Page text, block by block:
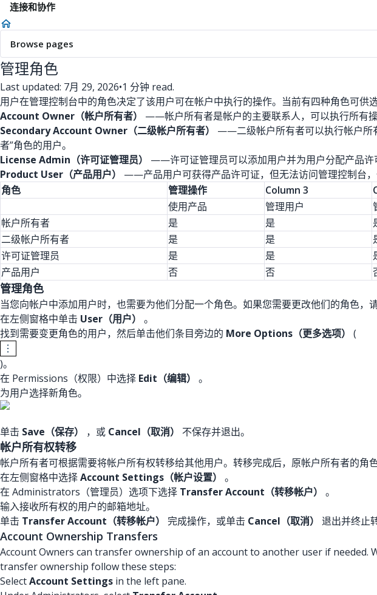
连接和协作
Browse pages
管理角色
Last updated: 7月 29, 2026•1 分钟 read.
用户在管理控制台中的角色决定了该用户可在帐户中执行的操作。当前有四种角色可供选
Account Owner（帐户所有者）
——帐户所有者是帐户的主要联系人，可以执行所有
Secondary Account Owner（二级帐户所有者）
——二级帐户所有者可以执行帐户所
者”角色的用户。
License Admin（许可证管理员）
——许可证管理员可以添加用户并为用户分配产品许
Product User（产品用户）
——产品用户可获得产品许可证，但无法访问管理控制台，
角色
管理操作 Column 3
使用产品
管理用户
帐户所有者
是 是
二级帐户所有者
是 是
许可证管理员
是 是
产品用户
否 否
管理角色
当您向帐户中添加用户时，也需要为他们分配一个角色。如果您需要更改他们的角色，
在左侧窗格中单击 User（用户）
。
找到需要变更角色的用户，然后单击他们条目旁边的 More Options（更多选项） (
)。
在 Permissions（权限）中选择 Edit（编辑）
。
为用户选择新角色。
单击 Save（保存） ，或 Cancel（取消） 不保存并退出。
帐户所有权转移
帐户所有者可根据需要将帐户所有权转移给其他用户。转移完成后，原帐户所有者的角
在左侧窗格中选择Account Settings（帐户设置）
。
在 Administrators（管理员）选项下选择 Transfer Account（转移帐户）
。
输入接收所有权的用户的邮箱地址。
单击 Transfer Account（转移帐户） 完成操作，或单击 Cancel（取消） 退出并终止
Account Ownership Transfers
Account Owners can transfer ownership of an account to another user if needed.
transfer ownership follow these steps:
SelectAccount Settings in the left pane.